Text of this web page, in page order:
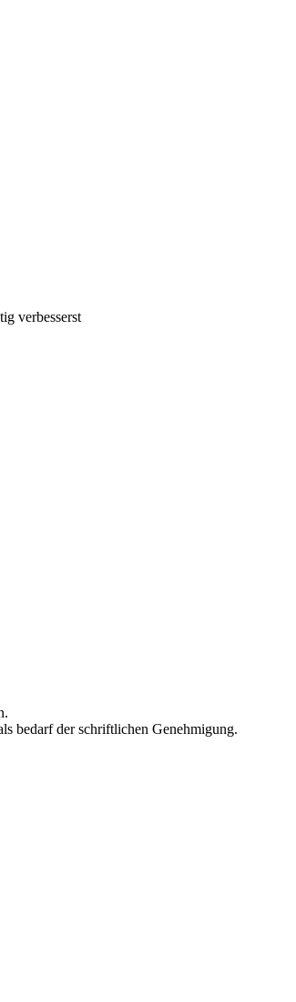
verbesserst
bedarf der schriftlichen Genehmigung.